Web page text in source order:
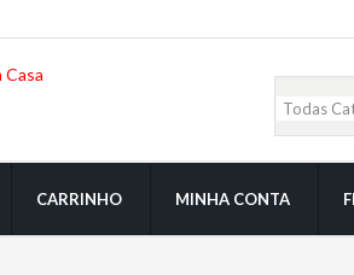
CARRINHO MINHA CONTA